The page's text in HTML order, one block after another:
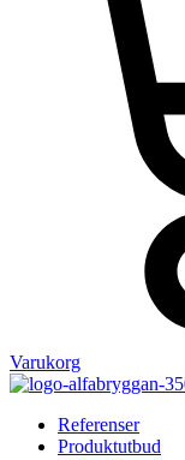
Varukorg
Referenser
Produktutbud